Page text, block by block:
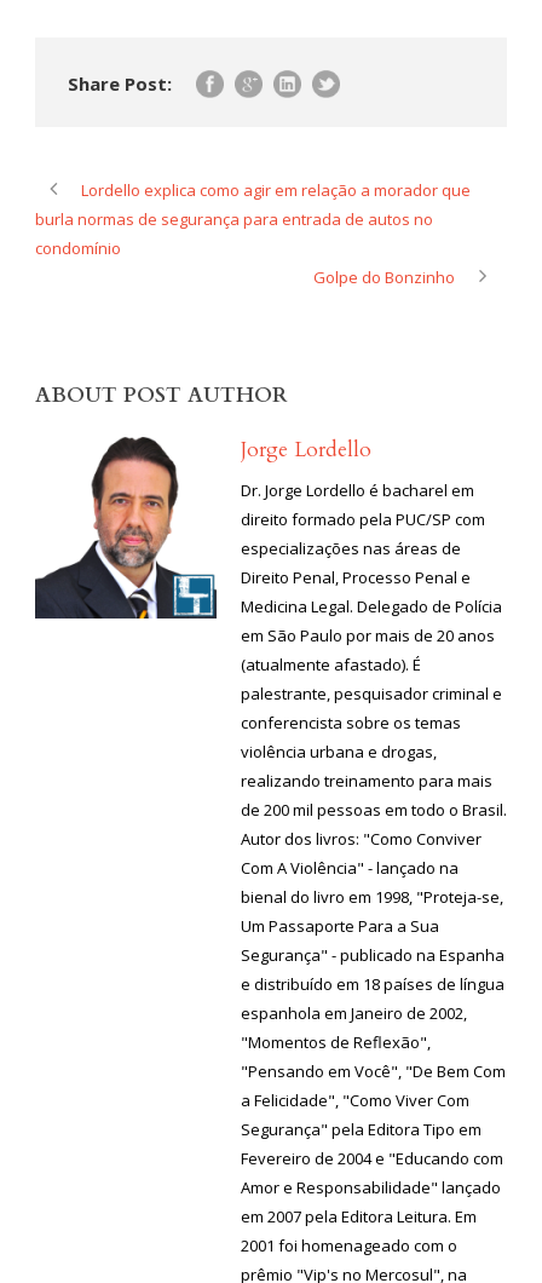
Share Post:
Lordello explica como agir em relação a morador que
burla normas de segurança para entrada de autos no
condomínio
Golpe do Bonzinho
ABOUT POST AUTHOR
Jorge Lordello
Dr. Jorge Lordello é bacharel em
direito formado pela PUC/SP com
especializações nas áreas de
Direito Penal, Processo Penal e
Medicina Legal. Delegado de Polícia
em São Paulo por mais de 20 anos
(atualmente afastado). É
palestrante, pesquisador criminal e
conferencista sobre os temas
violência urbana e drogas,
realizando treinamento para mais
de 200 mil pessoas em todo o Brasil.
Autor dos livros: "Como Conviver
Com A Violência" - lançado na
bienal do livro em 1998, "Proteja-se,
Um Passaporte Para a Sua
Segurança" - publicado na Espanha
e distribuído em 18 países de língua
espanhola em Janeiro de 2002,
"Momentos de Reflexão",
"Pensando em Você", "De Bem Com
a Felicidade", "Como Viver Com
Segurança" pela Editora Tipo em
Fevereiro de 2004 e "Educando com
Amor e Responsabilidade" lançado
em 2007 pela Editora Leitura. Em
2001 foi homenageado com o
prêmio "Vip's no Mercosul", na